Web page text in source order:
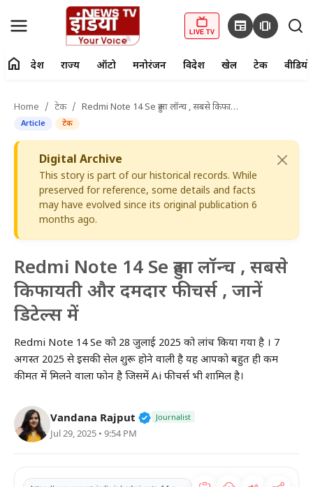
LIVE TV newspaper amp_stories
Home
ऑटो
मनोरंजन
विदेश
टेक
लाइफस्टाइल
home देश राज्य ऑटो मनोरंजन विदेश खेल टेक वीडियो
Home टेक Redmi Note 14 Se हुआ लॉन्च , सबसे किफायती और दमदार फीचर्स , जानें डिटेल्स में
Article टेक
Digital Archive
This story is part of our historical records. While
preserved for reference, some details and facts
may have evolved since its original publication 6
months ago.
Redmi Note 14 Se हुआ लॉन्च , सबसे
किफायती और दमदार फीचर्स , जानें
डिटेल्स में
Redmi Note 14 Se को 28 जुलाई 2025 को लांच किया गया है । 7
अगस्त 2025 से इसकी सेल शुरू होने वाली है यह आपको बहुत ही कम
कीमत में मिलने वाला फोन है जिसमें Ai फीचर्स भी शामिल है।
Vandana Rajput Verified Public Figure • 27
Journalist
Jul 29, 2025 • 9:54 PM